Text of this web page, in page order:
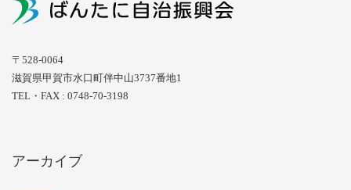
〒528-0064
滋賀県甲賀市水口町伴中山3737番地1
TEL・FAX : 0748-70-3198
アーカイブ